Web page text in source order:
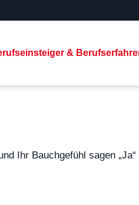
&
Ihr Bauchgefühl sagen